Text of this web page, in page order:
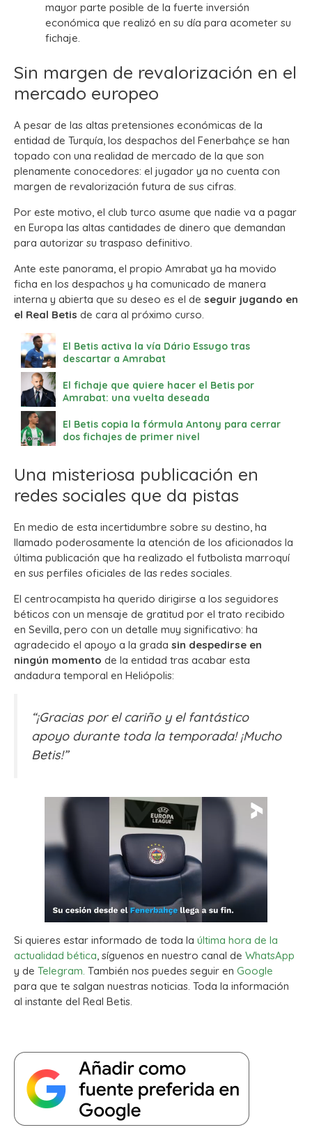
mayor parte posible de la fuerte inversión
económica que realizó en su día para acometer su
fichaje.
Sin margen de revalorización en el
mercado europeo
A pesar de las altas pretensiones económicas de la
entidad de Turquía, los despachos del Fenerbahçe se han
topado con una realidad de mercado de la que son
plenamente conocedores: el jugador ya no cuenta con
margen de revalorización futura de sus cifras.
Por este motivo, el club turco asume que nadie va a pagar
en Europa las altas cantidades de dinero que demandan
para autorizar su traspaso definitivo.
Ante este panorama, el propio Amrabat ya ha movido
ficha en los despachos y ha comunicado de manera
interna y abierta que su deseo es el de seguir jugando en
el Real Betis de cara al próximo curso.
El Betis activa la vía Dário Essugo tras
descartar a Amrabat
El fichaje que quiere hacer el Betis por
Amrabat: una vuelta deseada
El Betis copia la fórmula Antony para cerrar
dos fichajes de primer nivel
Una misteriosa publicación en
redes sociales que da pistas
En medio de esta incertidumbre sobre su destino, ha
llamado poderosamente la atención de los aficionados la
última publicación que ha realizado el futbolista marroquí
en sus perfiles oficiales de las redes sociales.
El centrocampista ha querido dirigirse a los seguidores
béticos con un mensaje de gratitud por el trato recibido
en Sevilla, pero con un detalle muy significativo: ha
agradecido el apoyo a la grada sin despedirse en
ningún momento de la entidad tras acabar esta
andadura temporal en Heliópolis:
“¡Gracias por el cariño y el fantástico
apoyo durante toda la temporada! ¡Mucho
Betis!”
Si quieres estar informado de toda la última hora de la
actualidad bética, síguenos en nuestro canal de WhatsApp
y de Telegram. También nos puedes seguir en Google
para que te salgan nuestras noticias. Toda la información
al instante del Real Betis.